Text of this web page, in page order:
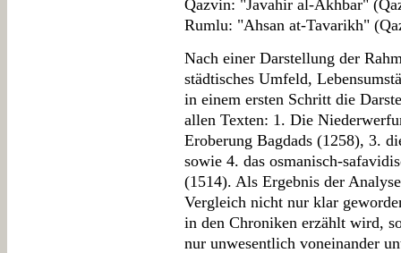
Qazvin: "Javahir al-Akhbar"
Rumlu: "Ahsan at-Tavarikh"
Nach einer Darstellung der
städtisches Umfeld,
in einem ersten Schritt die
allen Texten: 1. Die
Eroberung Bagdads (1258), 3.
sowie 4. das osmanisch-
(1514). Als Ergebnis der
Vergleich nicht nur klar
in den Chroniken erzählt wird,
nur unwesentlich voneinander